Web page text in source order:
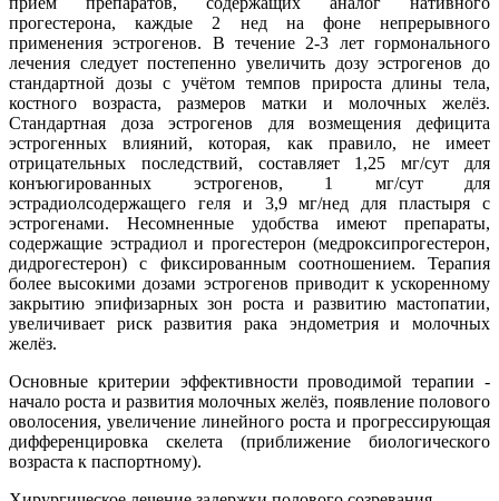
прогестерона, каждые 2 нед на фоне непрерывного
применения эстрогенов. В течение 2-3 лет гормонального
лечения следует постепенно увеличить дозу эстрогенов до
стандартной дозы с учётом темпов прироста длины тела,
костного возраста, размеров матки и молочных желёз.
Стандартная доза эстрогенов для возмещения дефицита
эстрогенных влияний, которая, как правило, не имеет
отрицательных последствий, составляет 1,25 мг/сут для
конъюгированных эстрогенов, 1 мг/сут для
эстрадиолсодержащего геля и 3,9 мг/нед для пластыря с
эстрогенами. Несомненные удобства имеют препараты,
содержащие эстрадиол и прогестерон (медроксипрогестерон,
дидрогестерон) с фиксированным соотношением. Терапия
более высокими дозами эстрогенов приводит к ускоренному
закрытию эпифизарных зон роста и развитию мастопатии,
увеличивает риск развития рака эндометрия и молочных
желёз.
Основные критерии эффективности проводимой терапии -
начало роста и развития молочных желёз, появление полового
оволосения, увеличение линейного роста и прогрессирующая
дифференцировка скелета (приближение биологического
возраста к паспортному).